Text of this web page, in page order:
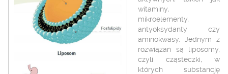
witaminy,
mikroelementy,
antyoksydanty czy
aminokwasy. Jednym z
rozwiązań są liposomy,
czyli cząsteczki, w
których substancję